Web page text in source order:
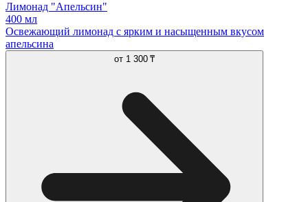
Лимонад "Апельсин"
400 мл
Освежающий лимонад с ярким и насыщенным вкусом
апельсина
от 1 300 ₸